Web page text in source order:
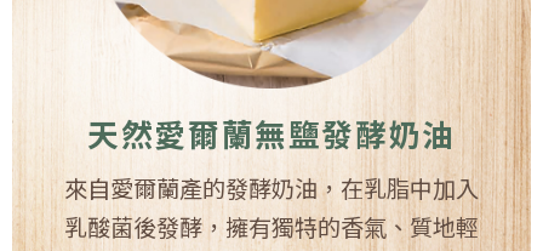
天然愛爾蘭無鹽發酵奶油
來自愛爾蘭產的發酵奶油，在乳脂中加入
乳酸菌後發酵，擁有獨特的香氣、質地輕